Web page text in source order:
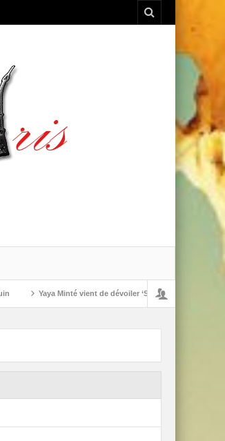
vient de dévoiler ‘So’, son premier album